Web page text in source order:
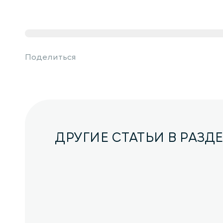
Поделиться
ДРУГИЕ СТАТЬИ В